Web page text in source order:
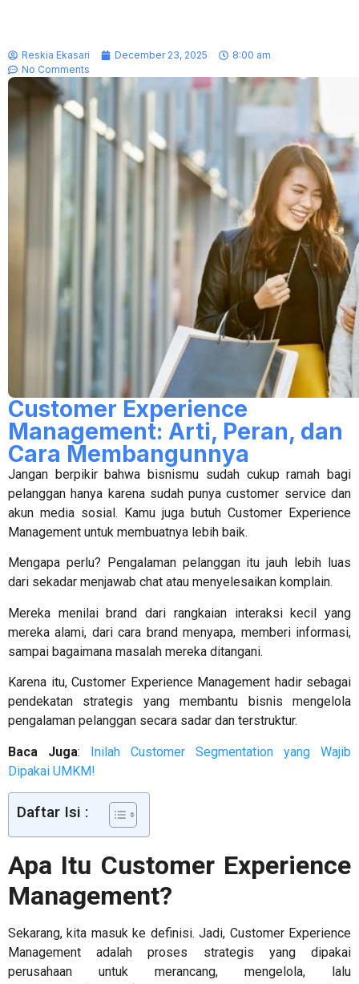
Reskia Ekasari December 23, 2025
8:00 am
No Comments
Customer Experience
Management: Arti, Peran, dan
Cara Membangunnya
Jangan berpikir bahwa bisnismu sudah cukup ramah bagi
pelanggan hanya karena sudah punya customer service dan
akun media sosial. Kamu juga butuh Customer Experience
Management untuk membuatnya lebih baik.
Mengapa perlu? Pengalaman pelanggan itu jauh lebih luas
dari sekadar menjawab chat atau menyelesaikan komplain.
Mereka menilai brand dari rangkaian interaksi kecil yang
mereka alami, dari cara brand menyapa, memberi informasi,
sampai bagaimana masalah mereka ditangani.
Karena itu, Customer Experience Management hadir sebagai
pendekatan strategis yang membantu bisnis mengelola
pengalaman pelanggan secara sadar dan terstruktur.
Baca Juga: Inilah Customer Segmentation yang Wajib
Dipakai UMKM!
Daftar Isi :
Apa Itu Customer Experience
Management?
Sekarang, kita masuk ke definisi. Jadi, Customer Experience
Management adalahproses strategis yang dipakai
perusahaan untuk merancang, mengelola, lalu